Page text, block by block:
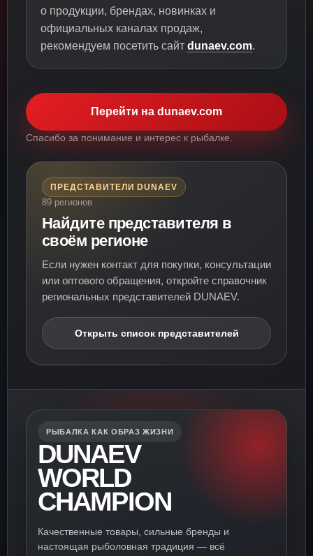
о продукции, брендах, новинках и
официальных каналах продаж,
рекомендуем посетить сайт dunaev.com.
Перейти на dunaev.com
Спасибо за понимание и интерес к рыбалке.
ПРЕДСТАВИТЕЛИ DUNAEV
89 регионов
Найдите представителя в
своём регионе
Если нужен контакт для покупки, консультации
или оптового обращения, откройте справочник
региональных представителей DUNAEV.
Открыть список представителей
РЫБАЛКА КАК ОБРАЗ ЖИЗНИ
DUNAEV
WORLD
CHAMPION
Качественные товары, сильные бренды и
настоящая рыболовная традиция — всё